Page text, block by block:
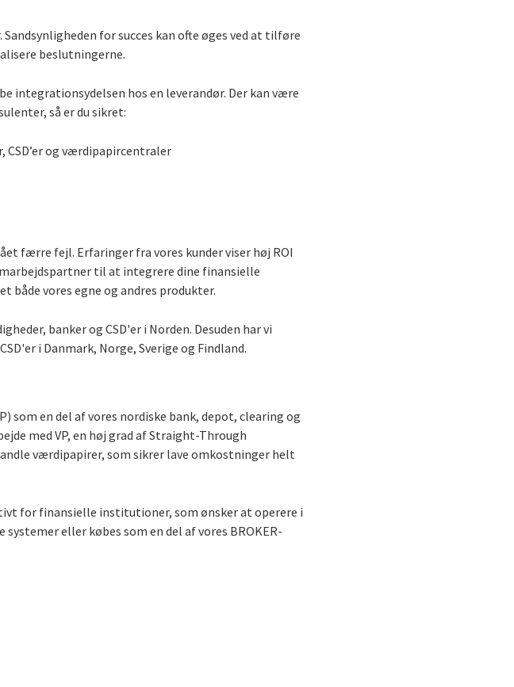
for succes kan ofte øges ved at tilføre
beslutningerne.
integrationsydelsen hos en leverandør. Der kan være
så er du sikret:
og værdipapircentraler
færre fejl. Erfaringer fra vores kunder viser høj ROI
til at integrere dine finansielle
både vores egne og andres produkter.
banker og CSD'er i Norden. Desuden har vi
i Danmark, Norge, Sverige og Findland.
en del af vores nordiske bank, depot, clearing og
med VP, en høj grad af Straight-Through
værdipapirer, som sikrer lave omkostninger helt
for finansielle institutioner, som ønsker at operere i
eller købes som en del af vores BROKER-